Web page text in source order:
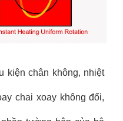
kiện chân không, nhiệt
chai xoay không đổi,